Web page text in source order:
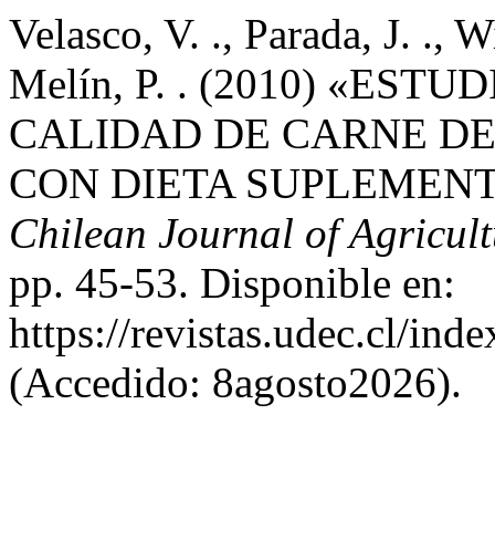
Velasco, V. ., Parada, J. .,
Melín, P. . (2010)
CALIDAD DE CARNE
CON DIETA
Chilean Journal of
pp. 45-53. Disponible en:
https://revistas.udec.cl/
(Accedido: 8agosto2026).